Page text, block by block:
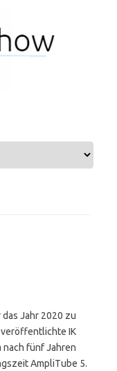
Jahr 2020 zu
veröffentlichte IK
nach fünf Jahren
AmpliTube 5.